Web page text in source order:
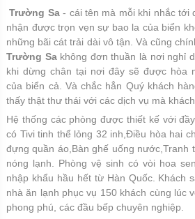
Trường Sa- cái tên mà mỗi khi nhắc tới
nhận được trọn vẹn sự bao la của biển
những bãi cát trải dài vô tận. Và cũng
Trường Sakhông đơn thuần là nơi nghỉ
khi dừng chân tại nơi đây sẽ được hòa
của biển cả. Và chắc hẳn Quý khách
thấy thật thư thái với các dịch vụ mà
Hệ thống các phòng được thiết kế với
có Tivi tinh thể lỏng 32 inh,Điều hòa hai
đựng quần áo,Bàn ghế uống nước,Tranh
nóng lạnh. Phòng vệ sinh có vòi hoa
nhập khẩu hầu hết từ Hàn Quốc. Khách
nhà ăn lạnh phục vụ 150 khách cùng lúc
phong phú, các đầu bếp chuyên nghiệp.